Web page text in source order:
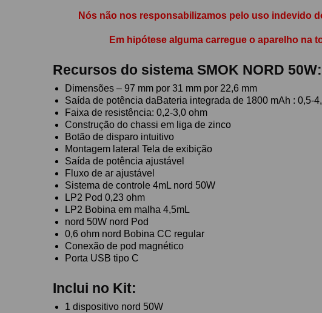
Nós não nos responsabilizamos pelo uso indevido
Em hipótese alguma carregue o aparelho na
Recursos do sistema SMOK NORD 50W:
Dimensões – 97 mm por 31 mm por 22,6 mm
Saída de potência daBateria integrada de 1800 mAh : 0,5-
Faixa de resistência: 0,2-3,0 ohm
Construção do chassi em liga de zinco
Botão de disparo intuitivo
Montagem lateral Tela de exibição
Saída de potência ajustável
Fluxo de ar ajustável
Sistema de controle 4mL nord 50W
LP2 Pod 0,23 ohm
LP2 Bobina em malha 4,5mL
nord 50W nord Pod
0,6 ohm nord Bobina CC regular
Conexão de pod magnético
Porta USB tipo C
Inclui no Kit:
1 dispositivo nord 50W